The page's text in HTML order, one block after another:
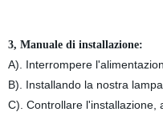
3, Manuale di installazione:
A). Interrompere
B). Installando la nostra
C). Controllare l'installazione,